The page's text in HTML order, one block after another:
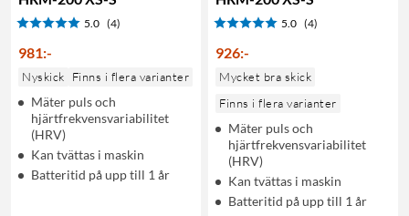
5.0 (4)
981:-
Nyskick Finns i flera varianter
Mäter puls och
hjärtfrekvensvariabilitet
(HRV)
Kan tvättas i maskin
Batteritid på upp till 1 år
5.0 (4)
926:-
Mycket bra skick
Finns i flera varianter
Mäter puls och
hjärtfrekvensvariabilitet
(HRV)
Kan tvättas i maskin
Batteritid på upp till 1 år